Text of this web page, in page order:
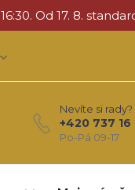
Od 17. 8.
Nevíte si
+420 737 16
Po-Pá 09-17